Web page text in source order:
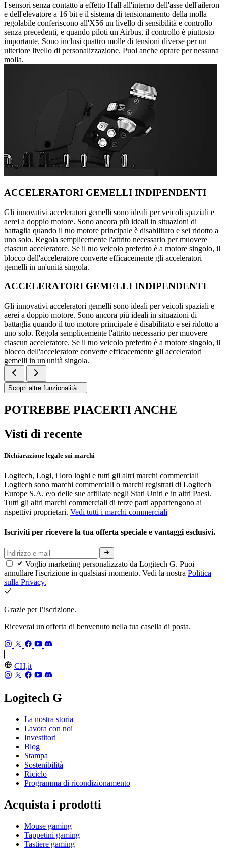
I sensori senza contatto a effetto Hall all'interno dell'asse dell'aileron
e dell'elevatore a 16 bit e il sistema di tensionamento della molla
regolabile conferiscono all'X56 un livello di sensibilità e controllo
senza precedenti, e quando piloti un Airbus, il controllo è piuttosto
importante. Sono inclusi quattro molle di tensioni diverse per un
ulteriore livello di personalizzazione. Puoi anche optare per nessuna
molla.
ACCELERATORI GEMELLI INDIPENDENTI
Gli innovativi acceleratori gemelli sono ideali per veicoli spaziali e
aerei a doppio motore. Sono ancora più ideali in situazioni di
battaglia quando il tuo motore principale è disabilitato e sei ridotto a
uno solo. Regola semplicemente l'attrito necessario per muovere
ciascun acceleratore. Se il tuo veicolo preferito è a motore singolo, il
blocco dell'acceleratore converte efficacemente gli acceleratori
gemelli in un'unità singola.
ACCELERATORI GEMELLI INDIPENDENTI
Gli innovativi acceleratori gemelli sono ideali per veicoli spaziali e
aerei a doppio motore. Sono ancora più ideali in situazioni di
battaglia quando il tuo motore principale è disabilitato e sei ridotto a
uno solo. Regola semplicemente l'attrito necessario per muovere
ciascun acceleratore. Se il tuo veicolo preferito è a motore singolo, il
blocco dell'acceleratore converte efficacemente gli acceleratori
gemelli in un'unità singola.
Scopri altre funzionalità
POTREBBE PIACERTI ANCHE
Visti di recente
Dichiarazione legale sui marchi
Logitech, Logi, i loro loghi e tutti gli altri marchi commerciali
Logitech sono marchi commerciali o marchi registrati di Logitech
Europe S.A. e/o delle sue affiliate negli Stati Uniti e in altri Paesi.
Tutti gli altri marchi commerciali di terze parti appartengono ai
rispettivi proprietari. Vedi tutti i marchi commerciali
Iscriviti per ricevere la tua offerta speciale e vantaggi esclusivi.
Voglio marketing personalizzato da Logitech G. Puoi
annullare l'iscrizione in qualsiasi momento. Vedi la nostra Politica
sulla Privacy.
Grazie per l’iscrizione.
Riceverai un'offerta di benvenuto nella tua casella di posta.
CH,it
Logitech G
La nostra storia
Lavora con noi
Investitori
Blog
Stampa
Sostenibilità
Riciclo
Programma di ricondizionamento
Acquista i prodotti
Mouse gaming
Tappetini gaming
Tastiere gaming